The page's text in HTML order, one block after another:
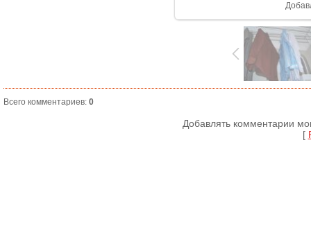
Всего комментариев: 0
Добавлять комментарии
[